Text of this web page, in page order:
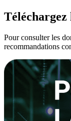
Pour consulter les
recommandations